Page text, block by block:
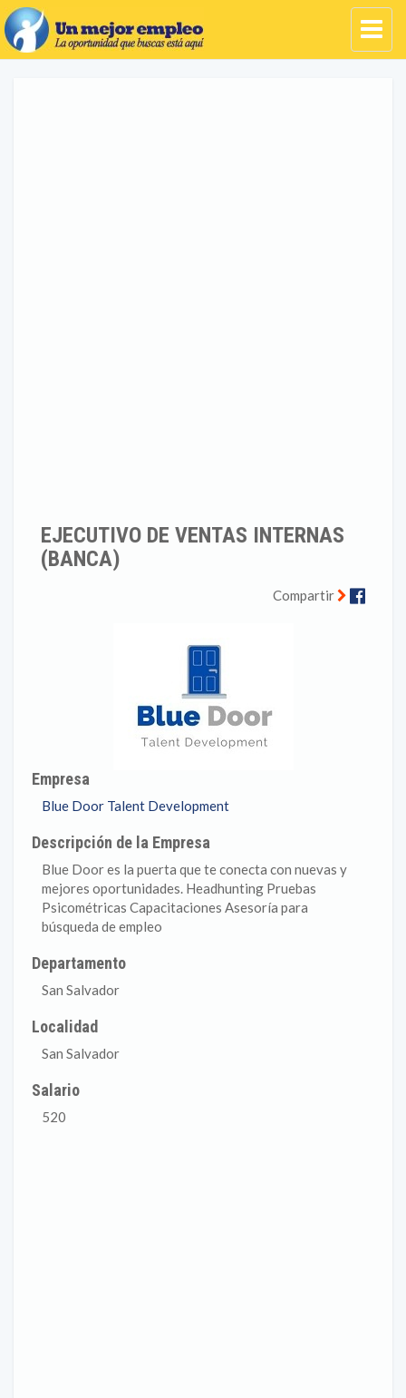
EJECUTIVO DE VENTAS INTERNAS
(BANCA)
Compartir
Empresa
Blue Door Talent Development
Descripción de la Empresa
Blue Door es la puerta que te conecta con nuevas y
mejores oportunidades. Headhunting Pruebas
Psicométricas Capacitaciones Asesoría para
búsqueda de empleo
Departamento
San Salvador
Localidad
San Salvador
Salario
520